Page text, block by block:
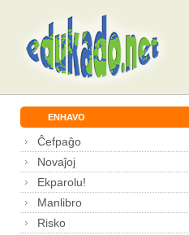
ENHAVO
Ĉefpaĝo
Novaĵoj
Ekparolu!
Manlibro
Risko